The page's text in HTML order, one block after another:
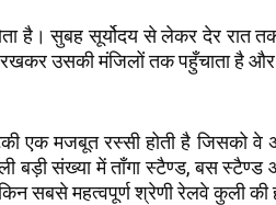
है। सुबह सूर्योदय से लेकर देर रात
उसकी मंजिलों तक पहुँचाता है और
एक मजबूत रस्सी होती है जिसको वे
बड़ी संख्या में ताँगा स्टैण्ड, बस
सबसे महत्वपूर्ण श्रेणी रेलवे कुली की